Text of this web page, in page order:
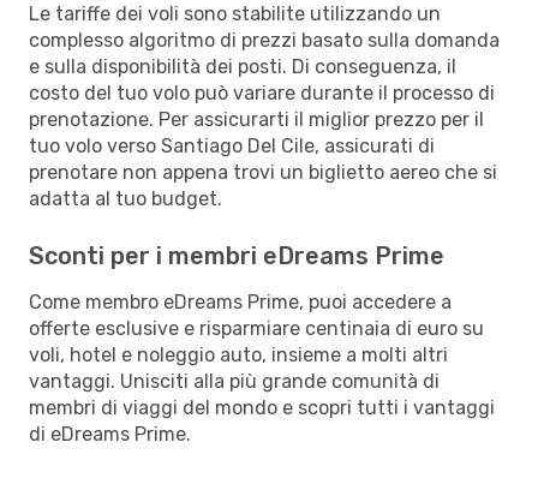
Le tariffe dei voli sono stabilite utilizzando un
complesso algoritmo di prezzi basato sulla domanda
e sulla disponibilità dei posti. Di conseguenza, il
costo del tuo volo può variare durante il processo di
prenotazione. Per assicurarti il miglior prezzo per il
tuo volo verso Santiago Del Cile, assicurati di
prenotare non appena trovi un biglietto aereo che si
adatta al tuo budget.
Sconti per i membri eDreams Prime
Come membro eDreams Prime, puoi accedere a
offerte esclusive e risparmiare centinaia di euro su
voli, hotel e noleggio auto, insieme a molti altri
vantaggi. Unisciti alla più grande comunità di
membri di viaggi del mondo e scopri tutti i vantaggi
di eDreams Prime.